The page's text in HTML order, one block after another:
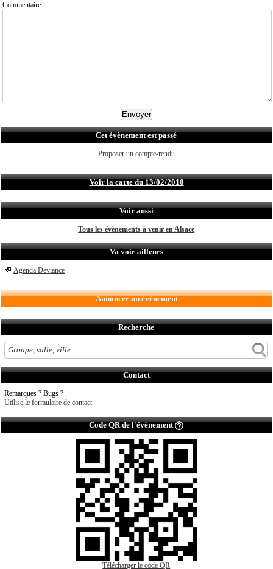
Commentaire
Cet évènement est passé
Proposer un compte-rendu
Voir la carte du 13/02/2010
Voir aussi
Tous les évènements à venir en Alsace
Va voir ailleurs
Agenda Deviance
Annoncer un évènement
Recherche
Contact
Remarques ? Bugs ?
Utilise le formulaire de contact
Code QR de l'évènement
Télécharger le code QR